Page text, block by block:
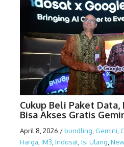
Cukup Beli Paket
Bisa Akses Gratis
April 8, 2026 /bundling Gemini
Harga IM3 Indosat Isi Ulang